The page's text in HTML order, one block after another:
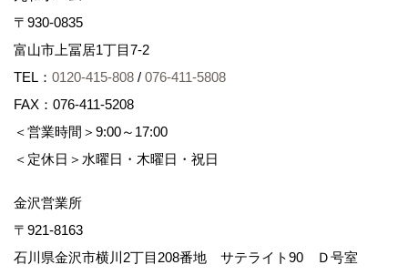
〒930-0835
富山市上冨居1丁目7-2
TEL： 0120-415-808 / 076-411-5808
FAX：076-411-5208
＜営業時間＞9:00～17:00
＜定休日＞水曜日・木曜日・祝日
金沢営業所
〒921-8163
石川県金沢市横川2丁目208番地 サテライト90 Ｄ号室